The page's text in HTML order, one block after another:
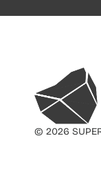
© 2026 SUPER